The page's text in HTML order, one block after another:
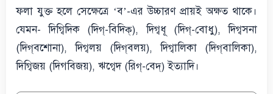
ফলা যুক্ত হলে সেক্ষেত্রে ‘ব’-এর উচ্চারণ প্রায়ই অক্ষত থাকে।
যেমন- দিগ্বিদিক (দিগ্-বিদিক্), দিগ্বধূ (দিগ্-বোধু), দিগ্বসনা
(দিগ্‌বশোনা), দিগ্বলয় (দিগ্‌বলয়), দিগ্বালিকা (দিগ্‌বালিকা),
দিগ্বিজয় (দিগবিজয়), ঋগ্বেদ (রিগ্-বেদ্) ইত্যাদি।